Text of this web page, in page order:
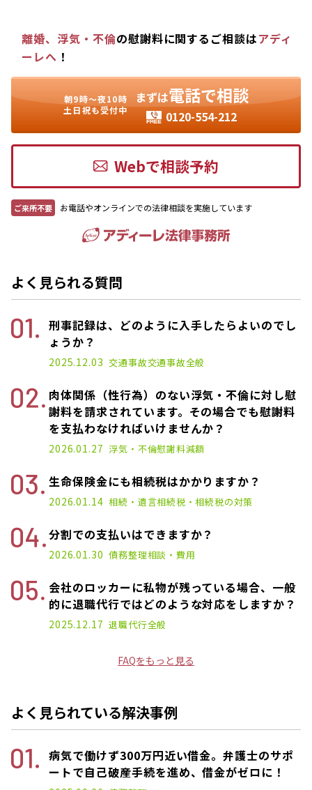
離婚、浮気・不倫の慰謝料に関するご相談はアディ
ーレへ ！
朝9時〜夜10時
土日祝も受付中
まずは電話で相談
0120-554-212
Webで相談予約
ご来所不要 お電話やオンラインでの法律相談を実施しています
よく見られる質問
刑事記録は、どのように入手したらよいのでし
ょうか？
2025.12.03 交通事故交通事故全般
肉体関係（性行為）のない浮気・不倫に対し慰
謝料を請求されています。その場合でも慰謝料
を支払わなければいけませんか？
2026.01.27 浮気・不倫慰謝料減額
生命保険金にも相続税はかかりますか？
2026.01.14 相続・遺言相続税・相続税の対策
分割での支払いはできますか？
2026.01.30 債務整理相談・費用
会社のロッカーに私物が残っている場合、一般
的に退職代行ではどのような対応をしますか？
2025.12.17 退職代行全般
FAQをもっと見る
よく見られている解決事例
病気で働けず300万円近い借金。弁護士のサポ
ートで自己破産手続を進め、借金がゼロに！